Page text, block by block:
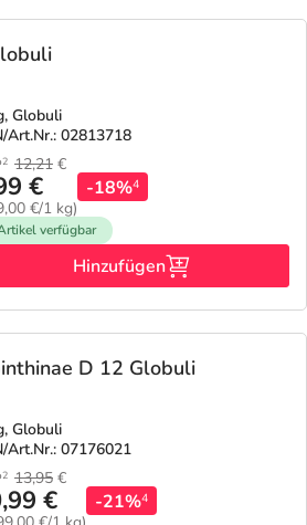
Globuli
Art.Nr.: 02813718
2 12,21 €
€
€/1 kg)
-18%4
verfügbar
Hinzufügen
D 12 Globuli
Globuli
Art.Nr.: 07176021
2 13,95 €
€ -21%4